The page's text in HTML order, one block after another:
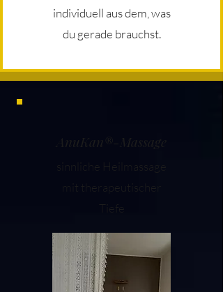
individuell aus dem, was
du gerade brauchst.
AnuKan®-Massage
sinnliche Heilmassage
mit therapeutischer
Tiefe